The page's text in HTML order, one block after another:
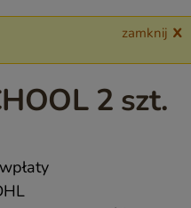
KONSOLE DREWNIANE
– DREWNIANE
INDYJSKIE I ORIENTALNE
zamknij
2 szt.